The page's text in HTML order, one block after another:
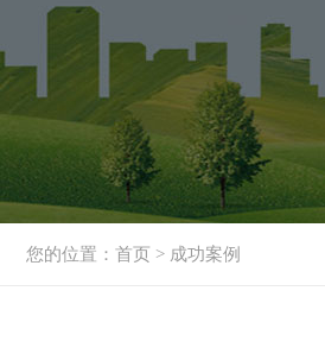
您的位置： 首页 > 成功案例